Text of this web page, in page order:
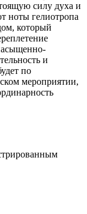
силу духа и
ноты гелиотропа
который
и
по
мероприятии,